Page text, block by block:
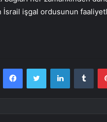
İsrail işgal ordusunun
FacebookTwitter LinkedIn